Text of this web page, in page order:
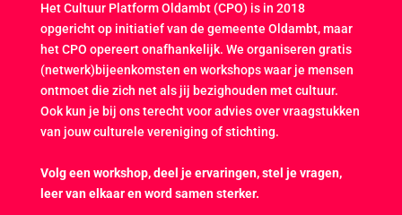
Het Cultuur Platform Oldambt (CPO) is in 2018
opgericht op initiatief van de gemeente Oldambt, maar
het CPO opereert onafhankelijk. We organiseren gratis
(netwerk)bijeenkomsten en workshops waar je mensen
ontmoet die zich net als jij bezighouden met cultuur.
Ook kun je bij ons terecht voor advies over vraagstukken
van jouw culturele vereniging of stichting.
Volg een workshop, deel je ervaringen, stel je vragen,
leer van elkaar en word samen sterker.